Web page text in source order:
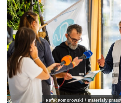
Rafał Komorowski / materiały